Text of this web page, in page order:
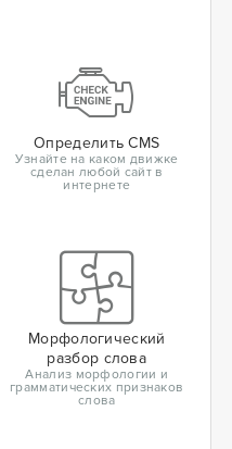
Определить CMS
Узнайте на каком движке
сделан любой сайт в
интернете
Морфологический
разбор слова
Анализ морфологии и
грамматических признаков
слова